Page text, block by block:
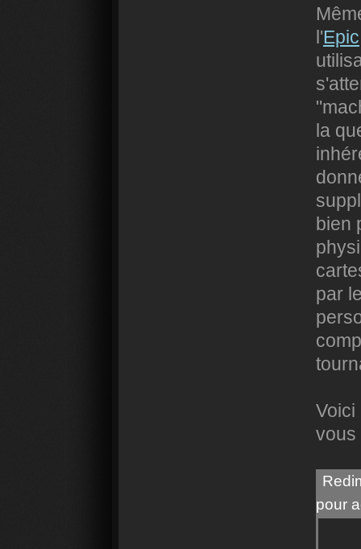
l'Epic
la
bien
par
Voici
vous
pour